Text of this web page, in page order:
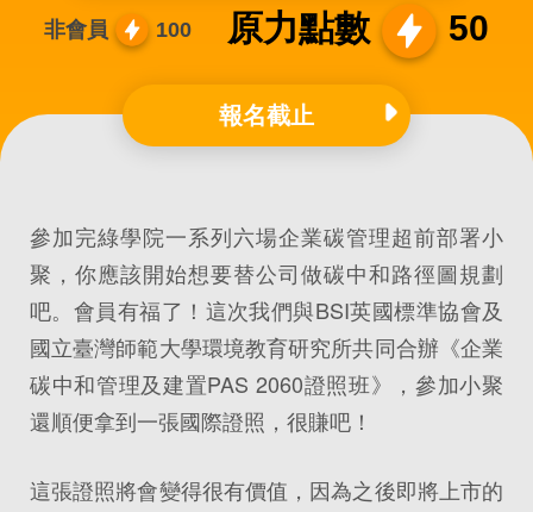
非會員 100 原力點數 50
報名截止
參加完綠學院一系列六場企業碳管理超前部署小
聚，你應該開始想要替公司做碳中和路徑圖規劃
吧。會員有福了！這次我們與BSI英國標準協會及
國立臺灣師範大學環境教育研究所共同合辦《企業
碳中和管理及建置PAS 2060證照班》，參加小聚
還順便拿到一張國際證照，很賺吧！
這張證照將會變得很有價值，因為之後即將上市的